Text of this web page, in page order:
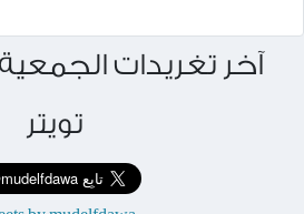
آخر تغريدات
تويتر